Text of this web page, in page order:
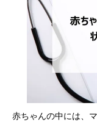
赤ちゃんの中には、